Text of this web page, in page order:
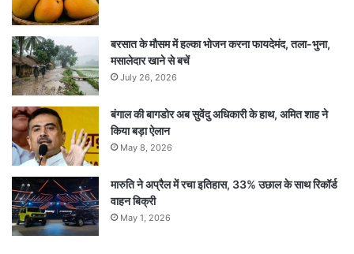
बरसात के मौसम में हल्का भोजन करना फायदेमंद, तला-भुना,
मसालेदार खाने से बचें
July 26, 2026
बंगाल की बागडोर अब सुवेंदु अधिकारी के हाथ, अमित शाह ने
किया बड़ा ऐलान
May 8, 2026
मारुति ने अप्रैल में रचा इतिहास, 33% उछाल के साथ रिकॉर्ड
वाहन बिक्री
May 1, 2026